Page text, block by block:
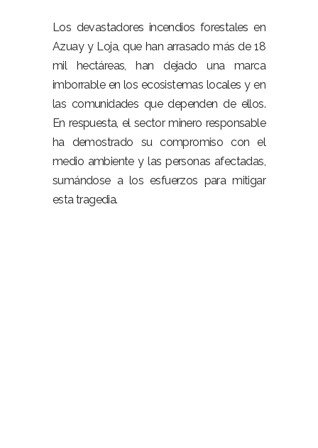
Los devastadores incendios forestales en
Azuay y Loja, que han arrasado más de 18
mil hectáreas, han dejado una marca
imborrable en los ecosistemas locales y en
las comunidades que dependen de ellos.
En respuesta, el sector minero responsable
ha demostrado su compromiso con el
medio ambiente y las personas afectadas,
sumándose a los esfuerzos para mitigar
esta tragedia.